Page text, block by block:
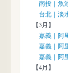
南投｜魚
台北｜淡
【3月】
嘉義｜阿
嘉義｜阿
嘉義｜阿
【4月】